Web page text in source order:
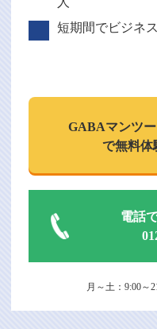
短期間でビジネ
GABAマンツ
で無料体
電話
月～土：9:00～